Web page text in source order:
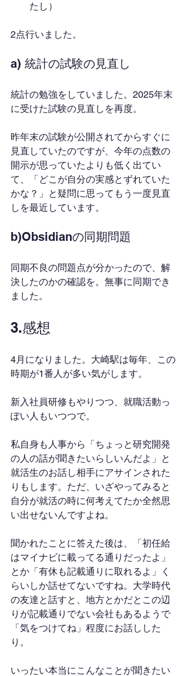
たし）
2点行いました。
a) 統計の試験の見直し
統計の勉強をしていました。2025年末
に受けた試験の見直しを再度。
昨年末の試験が公開されてからすぐに
見直していたのですが、今年の点数の
開示が思っていたよりも低く出てい
て、「どこが自分の実感とずれていた
かな？」と疑問に思ってもう一度見直
しを最近しています。
b)Obsidianの同期問題
同期不良の問題点が分かったので、解
決したのかの確認を。無事に同期でき
ました。
3.感想
4月になりました。大崎駅は毎年、この
時期が1番人が多い気がします。
新入社員研修もやりつつ、就職活動っ
ぽい人もいつつで。
私自身も人事から「ちょっと研究開発
の人の話が聞きたいらしいんだよ」と
就活生のお話し相手にアサインされた
りもします。ただ、いざやってみると
自分が就活の時に何考えてたか全然思
い出せないんですよね。
聞かれたことに答えた後は、「初任給
はマイナビに載ってる通りだったよ」
とか「有休も記載通りに取れるよ」く
らいしか話せてないですね。大学時代
の友達と話すと、地方とかだとこの辺
りが記載通りでない会社もあるようで
「気をつけてね」程度にお話しした
り。
いったい本当にこんなことが聞きたい